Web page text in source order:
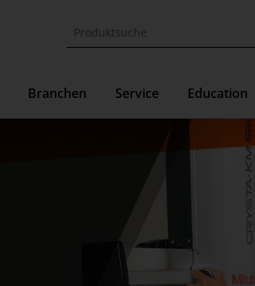
Branchen Service Education